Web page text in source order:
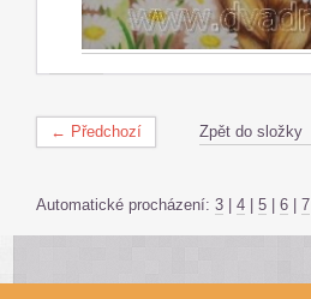
← Předchozí Zpět do složky
Automatické procházení: 3 4 5 6 7